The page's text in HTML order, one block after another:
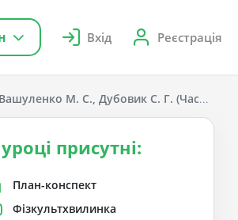
Вхід Реєстрація
М. С., Дубовик С. Г. (Частина
присутні:
План-конспект
Фізкультхвилинка